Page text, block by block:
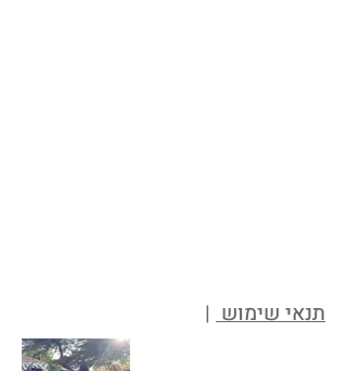
תנאי שימוש |